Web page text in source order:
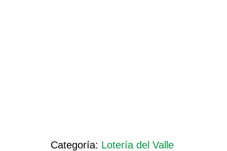
Categoría: Lotería del Valle